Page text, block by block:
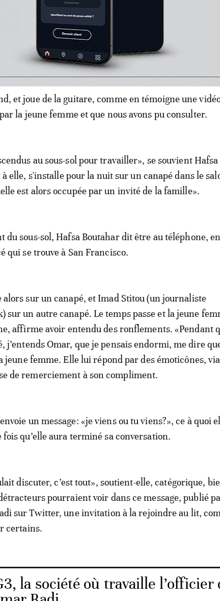
Boutahar qui, à la demande de Omar Radi,
guitare, car il voulait en jouer. «Il m’a suivie dans les
pressant et j’ai fait en sorte de l’esquiver et de le
t-elle.
et joue de la guitare, comme en témoigne une
la jeune femme et que nous avons pu consulter.
au sous-sol pour travailler», se souvient Hafsa
elle, s'installe pour la nuit sur un canapé dans le
est alors occupée par un invité de la famille».
du sous-sol, Hafsa Boutahar dit être au téléphone,
qui se trouve à San Francisco.
alors sur un canapé, et Imad Stitou (un journaliste
sur un autre canapé. Le temps passe et la jeune
affirme avoir entendu des ronflements. «Pendant
j’entends Omar, que je pensais endormi, me dire
jeune femme. Elle lui répond par des émoticônes,
de remerciement à son compliment.
un message: «je viens ou tu viens?», ce à quoi
qu’elle aura terminé sa conversation.
discuter, c’est tout», soutient-elle, catégorique,
pourraient voir dans ce message, publié
sur Twitter, une invitation à la rejoindre au lit,
certains.
la société où travaille l’officier